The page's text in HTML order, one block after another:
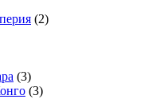
(2)
(3)
(3)